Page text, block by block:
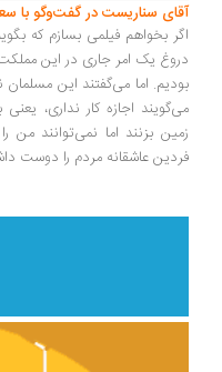
سناریست در گفت‌وگو با سعید
بخواهم فیلمی بسازم که بگویم
یک امر جاری در این مملکت است.
اما می‌گفتند این مسلمان
اجازه کار نداری، یعنی با
بزنند اما نمی‌توانند من را
عاشقانه مردم را دوست داشت ...